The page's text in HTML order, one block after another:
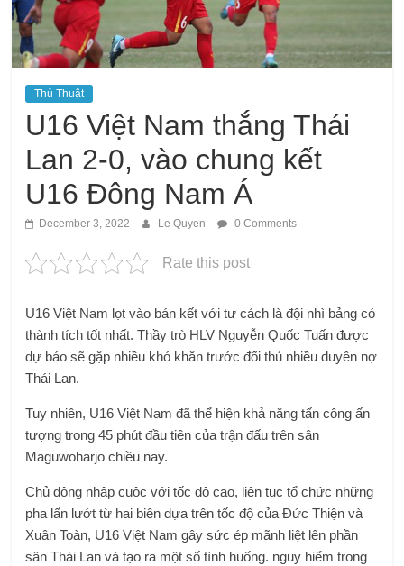
Thủ Thuật
U16 Việt Nam thắng Thái
Lan 2-0, vào chung kết
U16 Đông Nam Á
December 3, 2022 Le Quyen 0 Comments
Rate this post
U16 Việt Nam lọt vào bán kết với tư cách là đội nhì bảng có
thành tích tốt nhất. Thầy trò HLV Nguyễn Quốc Tuấn được
dự báo sẽ gặp nhiều khó khăn trước đối thủ nhiều duyên nợ
Thái Lan.
Tuy nhiên, U16 Việt Nam đã thể hiện khả năng tấn công ấn
tượng trong 45 phút đầu tiên của trận đấu trên sân
Maguwoharjo chiều nay.
Chủ động nhập cuộc với tốc độ cao, liên tục tổ chức những
pha lấn lướt từ hai biên dựa trên tốc độ của Đức Thiện và
Xuân Toàn, U16 Việt Nam gây sức ép mãnh liệt lên phần
sân Thái Lan và tạo ra một số tình huống. nguy hiểm trong